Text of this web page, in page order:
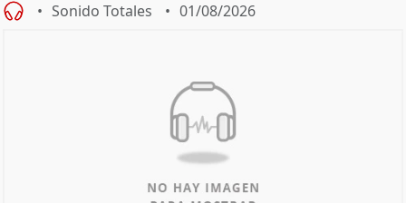
Sonido Totales 01/08/2026